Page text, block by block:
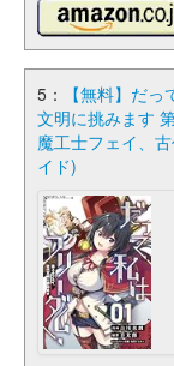
5：
【無料】だ
文明に挑みます
魔工士フェイ、
イド)